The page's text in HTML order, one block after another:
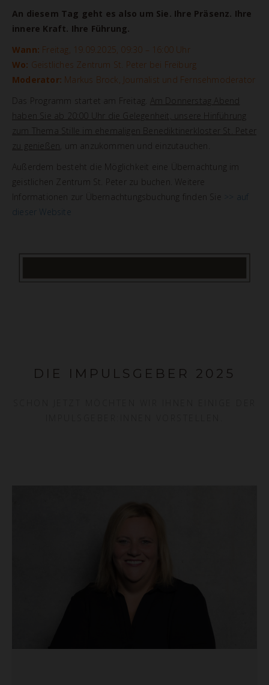
An diesem Tag geht es also um Sie. Ihre Präsenz. Ihre
innere Kraft. Ihre Führung.
Wann: Freitag, 19.09.2025, 09:30 – 16:00 Uhr
Wo: Geistliches Zentrum St. Peter bei Freiburg
Moderator: Markus Brock, Journalist und Fernsehmoderator
Das Programm startet am Freitag. Am Donnerstag Abend
haben Sie ab 20:00 Uhr die Gelegenheit, unsere Hinführung
zum Thema Stille im ehemaligen Benediktinerkloster St. Peter
zu genießen
, um anzukommen und einzutauchen.
Außerdem besteht die Möglichkeit eine Übernachtung im
geistlichen Zentrum St. Peter zu buchen. Weitere
Informationen zur Übernachtungsbuchung finden Sie
>> auf
dieser Website
DIE IMPULSGEBER 2025